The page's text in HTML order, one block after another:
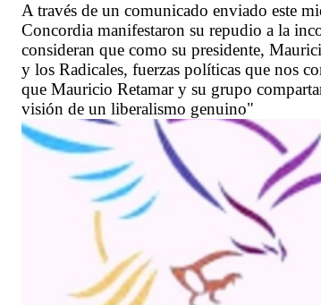
A través de un comunicado enviado este
Concordia manifestaron su repudio a la
consideran que como su presidente,
y los Radicales, fuerzas políticas que nos
que Mauricio Retamar y su grupo
visión de un liberalismo genuino"